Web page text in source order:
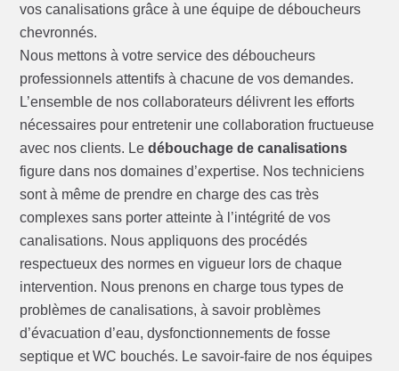
vos canalisations grâce à une équipe de déboucheurs
chevronnés.
Nous mettons à votre service des déboucheurs
professionnels attentifs à chacune de vos demandes.
L’ensemble de nos collaborateurs délivrent les efforts
nécessaires pour entretenir une collaboration fructueuse
avec nos clients. Ledébouchage de canalisations
figure dans nos domaines d’expertise. Nos techniciens
sont à même de prendre en charge des cas très
complexes sans porter atteinte à l’intégrité de vos
canalisations. Nous appliquons des procédés
respectueux des normes en vigueur lors de chaque
intervention. Nous prenons en charge tous types de
problèmes de canalisations, à savoir problèmes
d’évacuation d’eau, dysfonctionnements de fosse
septique et WC bouchés. Le savoir-faire de nos équipes